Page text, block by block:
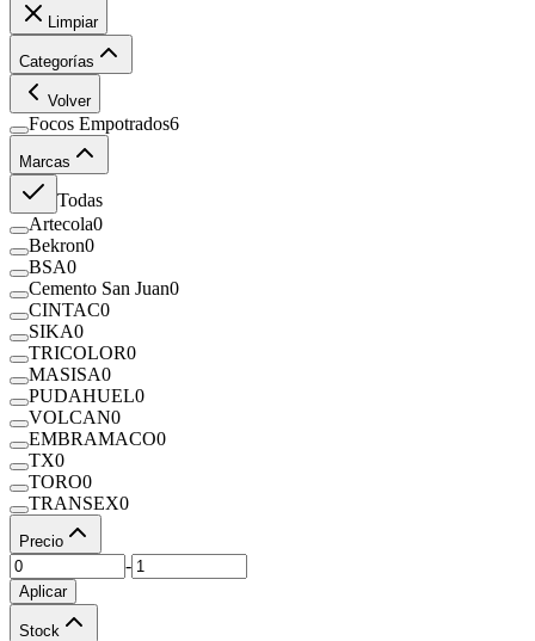
Limpiar
Categorías
Volver
Focos Empotrados6
Marcas
Todas
Artecola0
Bekron0
BSA0
Cemento San Juan0
CINTAC0
SIKA0
TRICOLOR0
MASISA0
PUDAHUEL0
VOLCAN0
EMBRAMACO0
TX0
TORO0
TRANSEX0
Precio
-
Aplicar
Stock